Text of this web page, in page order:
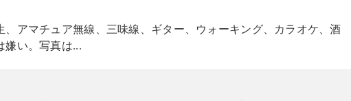
、アマチュア無線、三味線、ギター、ウォーキング、カラオケ、酒
嫌い。写真は...